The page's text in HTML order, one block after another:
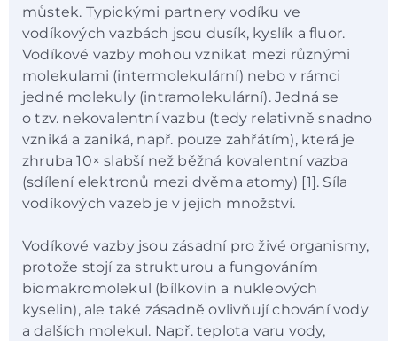
můstek. Typickými partnery vodíku ve
vodíkových vazbách jsou dusík, kyslík a fluor.
Vodíkové vazby mohou vznikat mezi různými
molekulami (intermolekulární) nebo v rámci
jedné molekuly (intramolekulární). Jedná se
o tzv. nekovalentní vazbu (tedy relativně snadno
vzniká a zaniká, např. pouze zahřátím), která je
zhruba 10× slabší než běžná kovalentní vazba
(sdílení elektronů mezi dvěma atomy) [1]. Síla
vodíkových vazeb je v jejich množství.
Vodíkové vazby jsou zásadní pro živé organismy,
protože stojí za strukturou a fungováním
biomakromolekul (bílkovin a nukleových
kyselin), ale také zásadně ovlivňují chování vody
a dalších molekul. Např. teplota varu vody,